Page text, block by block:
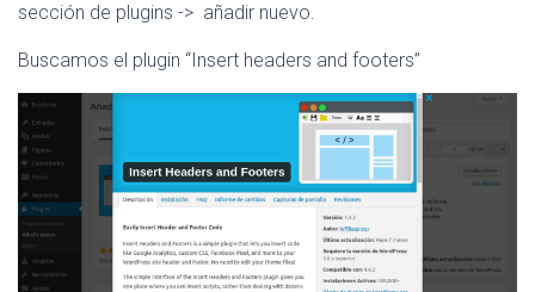
sección de plugins -> añadir nuevo.
Buscamos el plugin “Insert headers and footers”